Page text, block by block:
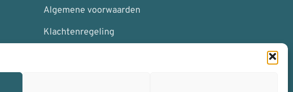
Algemene voorwaarden
Klachtenregeling